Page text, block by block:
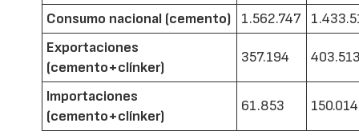
Consumo nacional (cemento)
1.562.747
Exportaciones
(cemento+clínker)
357.194
Importaciones
(cemento+clínker)
61.853 150.014